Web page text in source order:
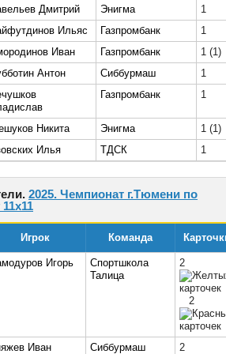
Дмитрий Энигма
1
Ильяс Газпромбанк
1
Иван Газпромбанк 1 (1)
Антон Сиббурмаш
1
Газпромбанк 1
Никита Энигма 1 (1)
Илья ТДСК 1
2025. Чемпионат г.Тюмени по
Игрок Команда
Игорь
Спортшкола
Талица
2
2
Иван Сиббурмаш 2